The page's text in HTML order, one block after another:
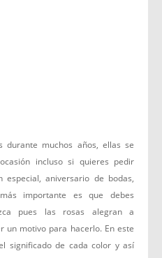
durante muchos años, ellas se
incluso si quieres pedir
aniversario de bodas,
importante es que debes
pues las rosas alegran a
un motivo para hacerlo. En este
significado de cada color y así